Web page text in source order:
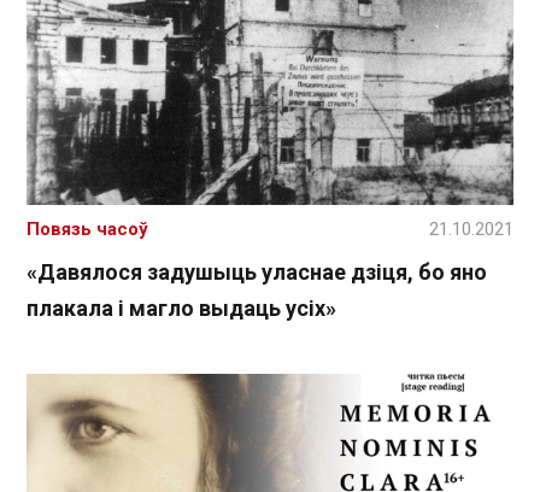
«Давялося задушыць уласнае дзіця, бо яно
плакала і магло выдаць усіх»
Повязь часоў 21.10.2021